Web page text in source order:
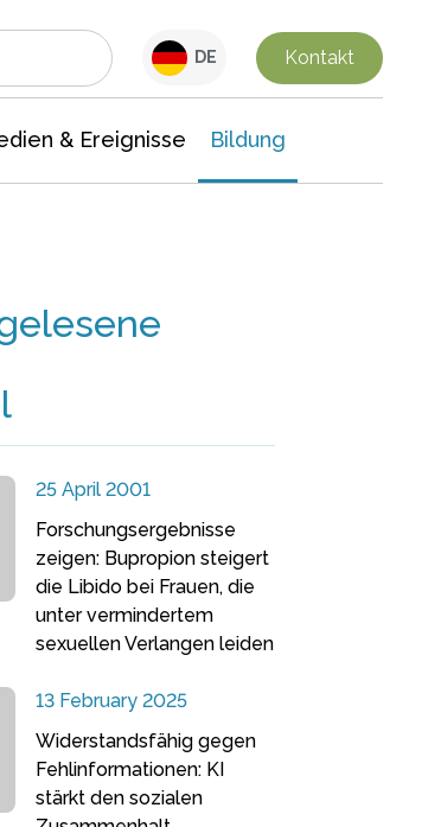
DE Kontakt
& Ereignisse Bildung
25 April 2001
Forschungsergebnisse
zeigen: Bupropion steigert
die Libido bei Frauen, die
unter vermindertem
sexuellen Verlangen leiden
13 February 2025
Widerstandsfähig gegen
Fehlinformationen: KI
stärkt den sozialen